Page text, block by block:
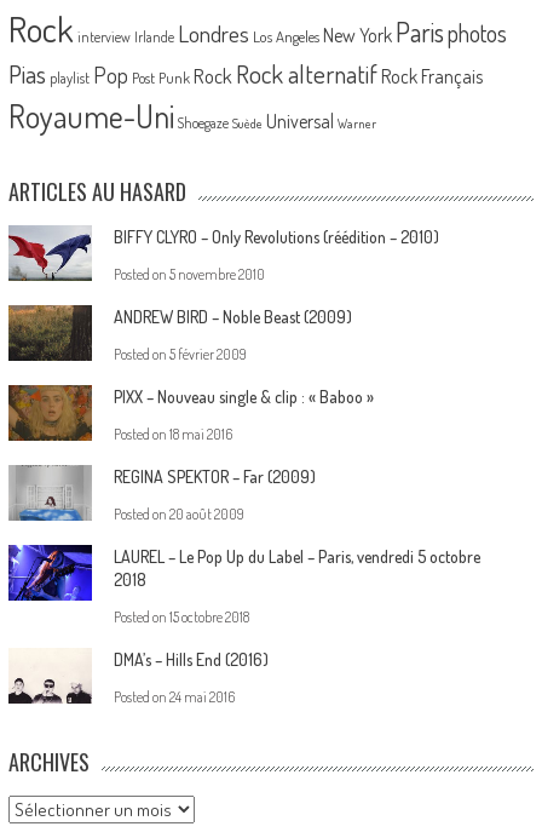
Rock interview Irlande Londres Los Angeles New York Parisphotos
Pias playlist Pop Post Punk Rock Rock alternatif Rock Français
Royaume-Uni Shoegaze Suède Universal Warner
ARTICLES AU HASARD
BIFFY CLYRO – Only Revolutions (réédition – 2010)
Posted on 5 novembre 2010
ANDREW BIRD – Noble Beast (2009)
Posted on 5 février 2009
PIXX – Nouveau single & clip : « Baboo »
Posted on 18 mai 2016
REGINA SPEKTOR – Far (2009)
Posted on 20 août 2009
LAUREL – Le Pop Up du Label – Paris, vendredi 5 octobre
2018
Posted on 15 octobre 2018
DMA’s – Hills End (2016)
Posted on 24 mai 2016
ARCHIVES
Archives